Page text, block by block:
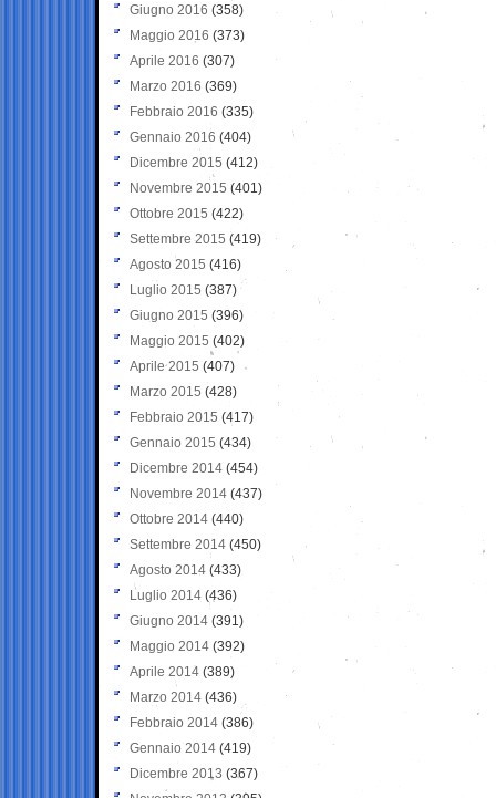
Giugno 2016 (358)
Maggio 2016 (373)
Aprile 2016 (307)
Marzo 2016 (369)
Febbraio 2016 (335)
Gennaio 2016 (404)
Dicembre 2015 (412)
Novembre 2015 (401)
Ottobre 2015 (422)
Settembre 2015 (419)
Agosto 2015 (416)
Luglio 2015 (387)
Giugno 2015 (396)
Maggio 2015 (402)
Aprile 2015 (407)
Marzo 2015 (428)
Febbraio 2015 (417)
Gennaio 2015 (434)
Dicembre 2014 (454)
Novembre 2014 (437)
Ottobre 2014 (440)
Settembre 2014 (450)
Agosto 2014 (433)
Luglio 2014 (436)
Giugno 2014 (391)
Maggio 2014 (392)
Aprile 2014 (389)
Marzo 2014 (436)
Febbraio 2014 (386)
Gennaio 2014 (419)
Dicembre 2013 (367)